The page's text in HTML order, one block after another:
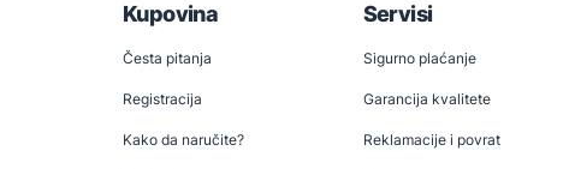
Kupovina
Česta pitanja
Registracija
Kako da naručite?
Servisi
Sigurno plaćanje
Garancija kvalitete
Reklamacije i povrat